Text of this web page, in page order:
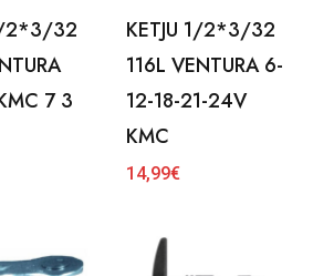
2*3/32
7 3
KETJU 1/2*3/32
116L VENTURA 6-
12-18-21-24V
KMC
14,99€